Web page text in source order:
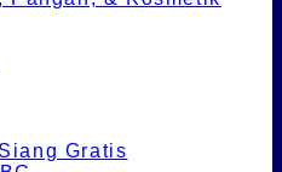
Gratis